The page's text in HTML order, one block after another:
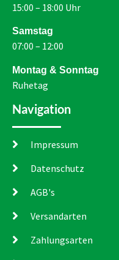
15:00 – 18:00 Uhr
Samstag
07:00 – 12:00
Montag & Sonntag
Ruhetag
Navigation
Impressum
Datenschutz
AGB's
Versandarten
Zahlungsarten